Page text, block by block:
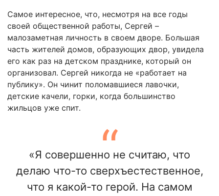
Самое интересное, что, несмотря на все годы
своей общественной работы, Сергей –
малозаметная личность в своем дворе. Большая
часть жителей домов, образующих двор, увидела
его как раз на детском празднике, который он
организовал. Сергей никогда не «работает на
публику». Он чинит поломавшиеся лавочки,
детские качели, горки, когда большинство
жильцов уже спит.
«Я совершенно не считаю, что
делаю что-то сверхъестественное,
что я какой-то герой. На самом